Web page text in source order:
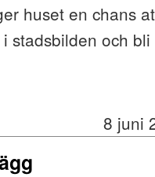
huset en chans
stadsbilden och bli
8 juni